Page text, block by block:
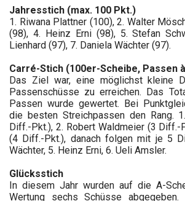
Jahresstich (max. 100 Pkt.)
1. Riwana Plattner (100), 2. Walter
(98), 4. Heinz Erni (98), 5. Stefan
Lienhard (97), 7. Daniela Wächter (97).
Carré-Stich (100er-Scheibe, Passen
Das Ziel war, eine möglichst kleine
Passenschüsse zu erreichen. Das
Passen wurde gewertet. Bei
die besten Streichpassen den Rang.
Diff.-Pkt.), 2. Robert Waldmeier (3 Diff.-
(4 Diff.-Pkt.), danach folgen mit je 5
Wächter, 5. Heinz Erni, 6. Ueli Amsler.
Glücksstich
In diesem Jahr wurden auf die A-
Wertung sechs Schüsse